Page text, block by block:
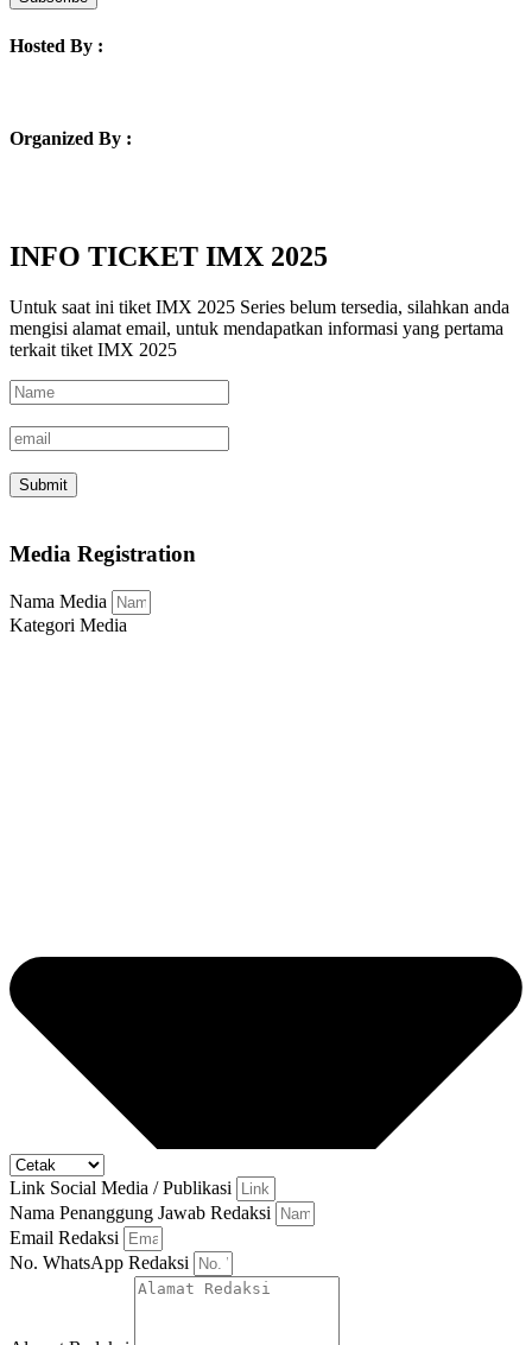
Hosted By :
Organized By :
INFO TICKET IMX 2025
Untuk saat ini tiket IMX 2025 Series belum tersedia, silahkan anda
mengisi alamat email, untuk mendapatkan informasi yang pertama
terkait tiket IMX 2025
Submit
Media Registration
Nama Media
Kategori Media
Link Social Media / Publikasi
Nama Penanggung Jawab Redaksi
Email Redaksi
No. WhatsApp Redaksi